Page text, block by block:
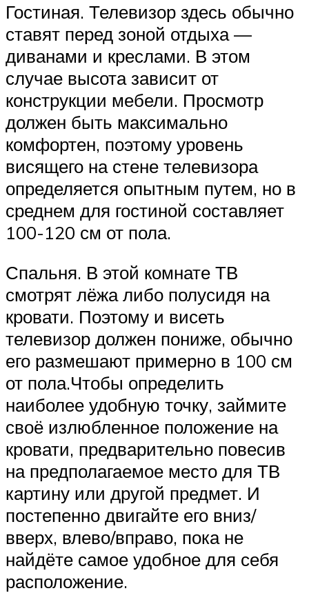
Гостиная. Телевизор здесь обычно
ставят перед зоной отдыха —
диванами и креслами. В этом
случае высота зависит от
конструкции мебели. Просмотр
должен быть максимально
комфортен, поэтому уровень
висящего на стене телевизора
определяется опытным путем, но в
среднем для гостиной составляет
100-120 см от пола.
Спальня. В этой комнате ТВ
смотрят лёжа либо полусидя на
кровати. Поэтому и висеть
телевизор должен пониже, обычно
его размешают примерно в 100 см
от пола.Чтобы определить
наиболее удобную точку, займите
своё излюбленное положение на
кровати, предварительно повесив
на предполагаемое место для ТВ
картину или другой предмет. И
постепенно двигайте его вниз/
вверх, влево/вправо, пока не
найдёте самое удобное для себя
расположение.